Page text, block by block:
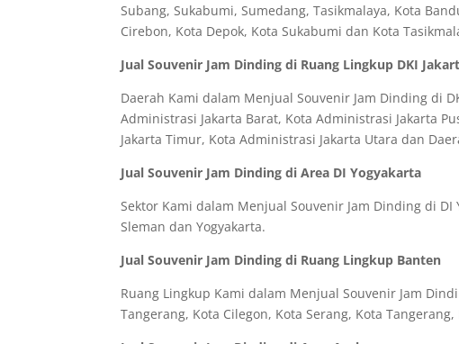
Subang, Sukabumi, Sumedang, Tasikmalaya, Kota
Cirebon, Kota Depok, Kota Sukabumi dan Kota
Jual Souvenir Jam Dinding di Ruang Lingkup DKI
Daerah Kami dalam Menjual Souvenir Jam Dinding di
Administrasi Jakarta Barat, Kota Administrasi Jakarta
Jakarta Timur, Kota Administrasi Jakarta Utara dan
Jual Souvenir Jam Dinding di Area DI Yogyakarta
Sektor Kami dalam Menjual Souvenir Jam Dinding di
Sleman dan Yogyakarta.
Jual Souvenir Jam Dinding di Ruang Lingkup Banten
Ruang Lingkup Kami dalam Menjual Souvenir Jam
Tangerang, Kota Cilegon, Kota Serang, Kota